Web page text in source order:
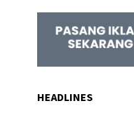
HEADLINES